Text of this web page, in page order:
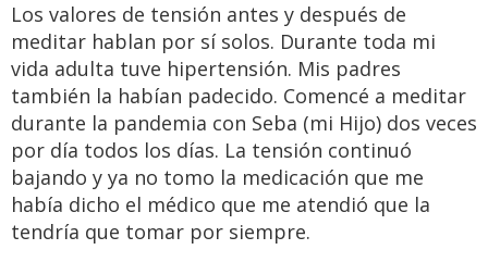
Los valores de tensión antes y después de
meditar hablan por sí solos. Durante toda mi
vida adulta tuve hipertensión. Mis padres
también la habían padecido. Comencé a meditar
durante la pandemia con Seba (mi Hijo) dos veces
por día todos los días. La tensión continuó
bajando y ya no tomo la medicación que me
había dicho el médico que me atendió que la
tendría que tomar por siempre.